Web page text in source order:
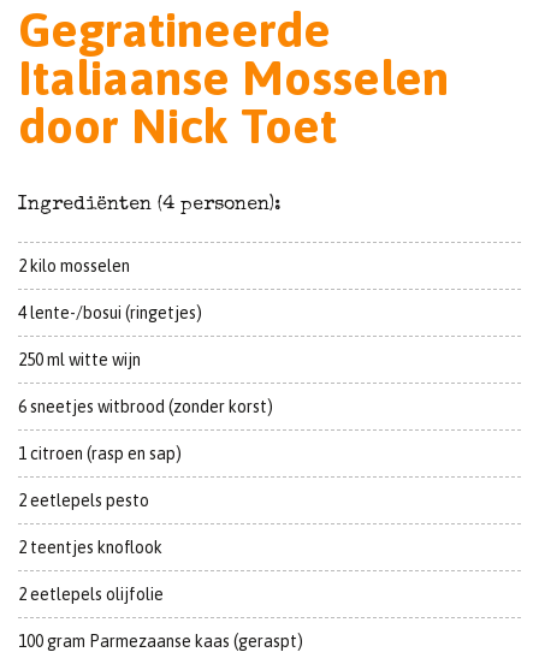
Gegratineerde
Italiaanse Mosselen
door Nick Toet
Ingrediënten (4 personen):
2 kilo mosselen
4 lente-/bosui (ringetjes)
250 ml witte wijn
6 sneetjes witbrood (zonder korst)
1 citroen (rasp en sap)
2 eetlepels pesto
2 teentjes knoflook
2 eetlepels olijfolie
100 gram Parmezaanse kaas (geraspt)